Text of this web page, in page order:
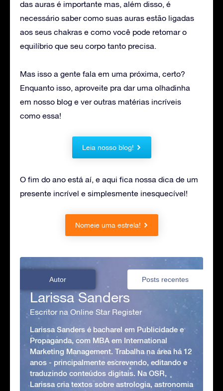
das auras é importante mas, além disso, é
necessário saber como suas auras estão ligadas
aos seus chakras e como você pode retomar o
equilíbrio que seu corpo tanto precisa.
Mas isso a gente fala em uma próxima, certo?
Enquanto isso, aproveite pra dar uma olhadinha
em nosso blog e ver outras matérias incríveis
como essa!
Leia nosso blog!
O fim do ano está aí, e aqui fica nossa dica de um
presente incrível e simplesmente inesquecível!
Nomeie uma estrela!
Autor Posts recentes
Larissa Sanders
Escritor na Online Star Register
Larissa Sanders é bacharel em Publicidade e
Propaganda, com MBA em International
Marketing Management. Trabalha na área há 12
anos - principalmente escrevendo, editando e
traduzindo conteúdos digitais. Na OSR,
Larissa cria textos sobre astrologia, astronomia